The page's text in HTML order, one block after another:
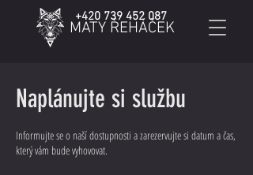
MATY ŘEHÁČEK
+420 739 452 087
Naplánujte si službu
Informujte se o naší dostupnosti a zarezervujte si datum a čas,
který vám bude vyhovovat.